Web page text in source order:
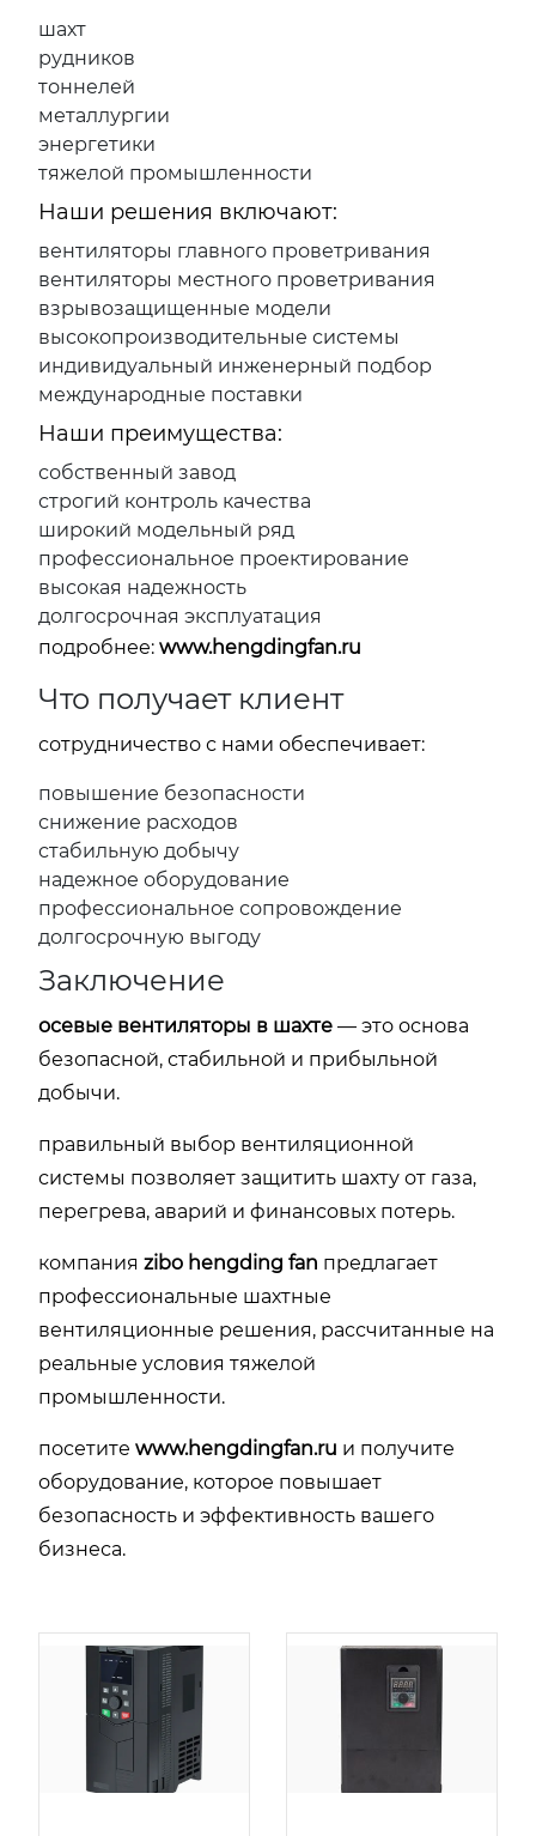
шахт
рудников
тоннелей
металлургии
энергетики
тяжелой промышленности
Наши решения включают:
вентиляторы главного проветривания
вентиляторы местного проветривания
взрывозащищенные модели
высокопроизводительные системы
индивидуальный инженерный подбор
международные поставки
Наши преимущества:
собственный завод
строгий контроль качества
широкий модельный ряд
профессиональное проектирование
высокая надежность
долгосрочная эксплуатация
подробнее: www.hengdingfan.ru
Что получает клиент
сотрудничество с нами обеспечивает:
повышение безопасности
снижение расходов
стабильную добычу
надежное оборудование
профессиональное сопровождение
долгосрочную выгоду
Заключение
осевые вентиляторы в шахте — это основа
безопасной, стабильной и прибыльной
добычи.
правильный выбор вентиляционной
системы позволяет защитить шахту от газа,
перегрева, аварий и финансовых потерь.
компания zibo hengding fan предлагает
профессиональные шахтные
вентиляционные решения, рассчитанные на
реальные условия тяжелой
промышленности.
посетите www.hengdingfan.ru и получите
оборудование, которое повышает
безопасность и эффективность вашего
бизнеса.